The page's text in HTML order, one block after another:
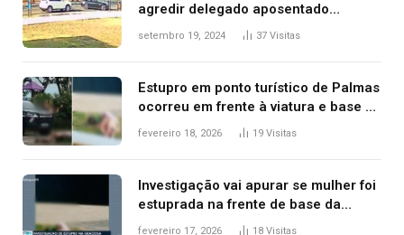
agredir delegado aposentado
durante confusão no trânsito
setembro 19, 2024 37 Visitas
Estupro em ponto turístico de Palmas
ocorreu em frente à viatura e base de
segurança; polícia investiga
fevereiro 18, 2026 19 Visitas
Investigação vai apurar se mulher foi
estuprada na frente de base da
Guarda Metropolitana de Palmas, diz
fevereiro 17, 2026 18 Visitas